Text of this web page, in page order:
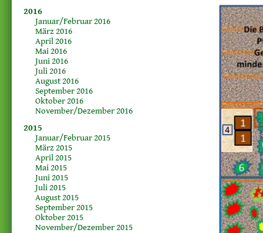
2016
Januar/Februar 2016
März 2016
April 2016
Mai 2016
Juni 2016
Juli 2016
August 2016
September 2016
Oktober 2016
November/Dezember 2016
2015
Januar/Februar 2015
März 2015
April 2015
Mai 2015
Juni 2015
Juli 2015
August 2015
September 2015
Oktober 2015
November/Dezember 2015